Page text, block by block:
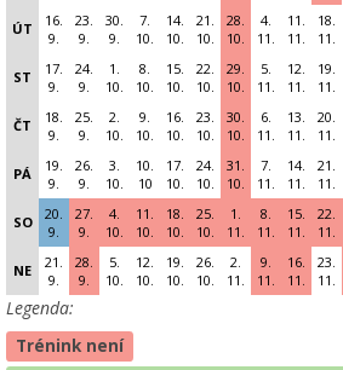
ÚT
16.
9.
23.
9.
30.
9.
7.
10.
14.
10.
21.
10.
28.
10.
4.
11.
11.
11.
18.
11.
ST
17.
9.
24.
9.
1.
10.
8.
10.
15.
10.
22.
10.
29.
10.
5.
11.
12.
11.
19.
11.
ČT
18.
9.
25.
9.
2.
10.
9.
10.
16.
10.
23.
10.
30.
10.
6.
11.
13.
11.
20.
11.
PÁ
19.
9.
26.
9.
3.
10.
10.
10
17.
10.
24.
10.
31.
10.
7.
11.
14.
11.
21.
11.
SO
20.
9.
27.
9.
4.
10.
11.
10.
18.
10.
25.
10.
1.
11.
8.
11.
15.
11.
22.
11.
NE
21.
9.
28.
9.
5.
10.
12.
10.
19.
10.
26.
10.
2.
11.
9.
11.
16.
11.
23.
11.
Legenda:
Trénink není